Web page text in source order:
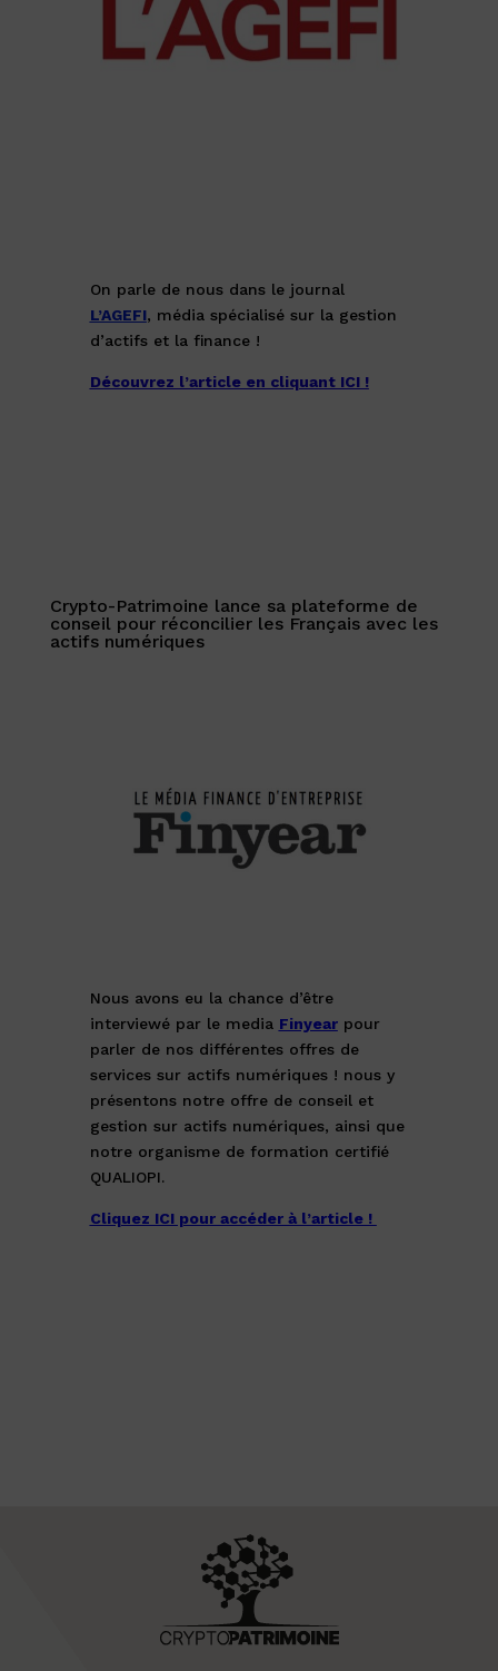
On parle de nous dans le journal
L’AGEFI, média spécialisé sur la gestion
d’actifs et la finance !
Découvrez l’article en cliquant ICI !
Crypto-Patrimoine lance sa plateforme de
conseil pour réconcilier les Français avec les
actifs numériques
Nous avons eu la chance d’être
interviewé par le media Finyearpour
parler de nos différentes offres de
services sur actifs numériques ! nous y
présentons notre offre de conseil et
gestion sur actifs numériques, ainsi que
notre organisme de formation certifié
QUALIOPI.
Cliquez ICI pour accéder à l’article !